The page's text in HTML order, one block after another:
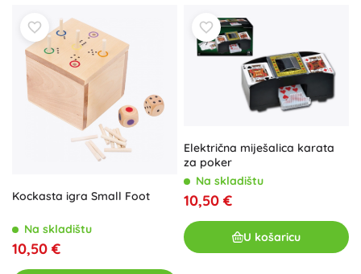
Kockasta igra Small Foot
Na skladištu
10,50 €
Električna miješalica karata
za poker
Na skladištu
10,50 €
U košaricu